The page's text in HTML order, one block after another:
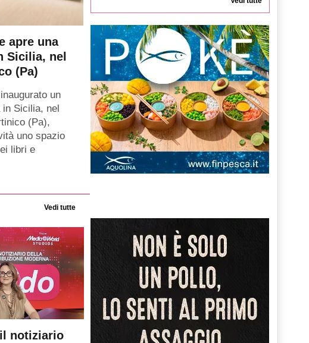
apre una
Sicilia, nel
(Pa)
un
Sicilia, nel
(Pa),
uno spazio
libri e
Vedi tutte
notiziario